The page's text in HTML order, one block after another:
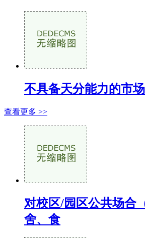
不具备天分能力的市
查看更多 >>
对校区/园区公共场合
舍、食